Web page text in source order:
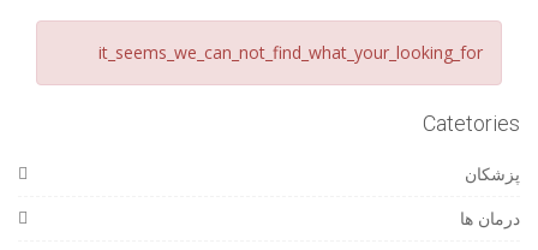
it_seems_we_can_not_find_what_your_looking_for
Catetories
پزشکان
درمان ها